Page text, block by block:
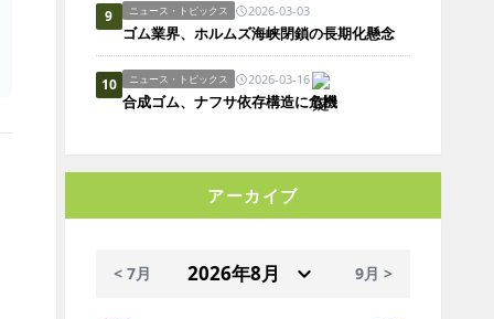
9 ニュース・トピックス 2026-03-03
ゴム業界、ホルムズ海峡閉鎖の長期化懸念
10 ニュース・トピックス 2026-03-16
合成ゴム、ナフサ依存構造に危機
アーカイブ
< 7月 9月 >